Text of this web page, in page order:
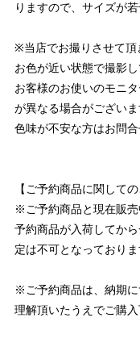
りますので、サイズが
※当店でお撮りさせて頂
お色が近い状態で撮影し
お客様のお使いのモニ
が異なる場合がございま
色味が不安な方はお問合
【ご予約商品に関しての
※ご予約商品と現在販
予約商品が入荷してか
定は不可となっておりま
※ご予約商品は、納期
理解頂いたうえでご購